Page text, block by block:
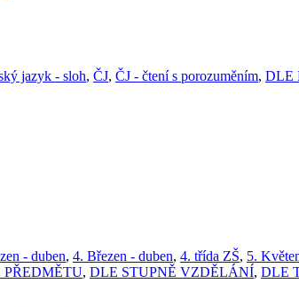
jazyk - sloh, ČJ, ČJ - čtení s porozuměním, DLE
- duben, 4. Březen - duben, 4. třída ZŠ, 5.
PŘEDMĚTU, DLE STUPNĚ VZDĚLÁNÍ, DLE